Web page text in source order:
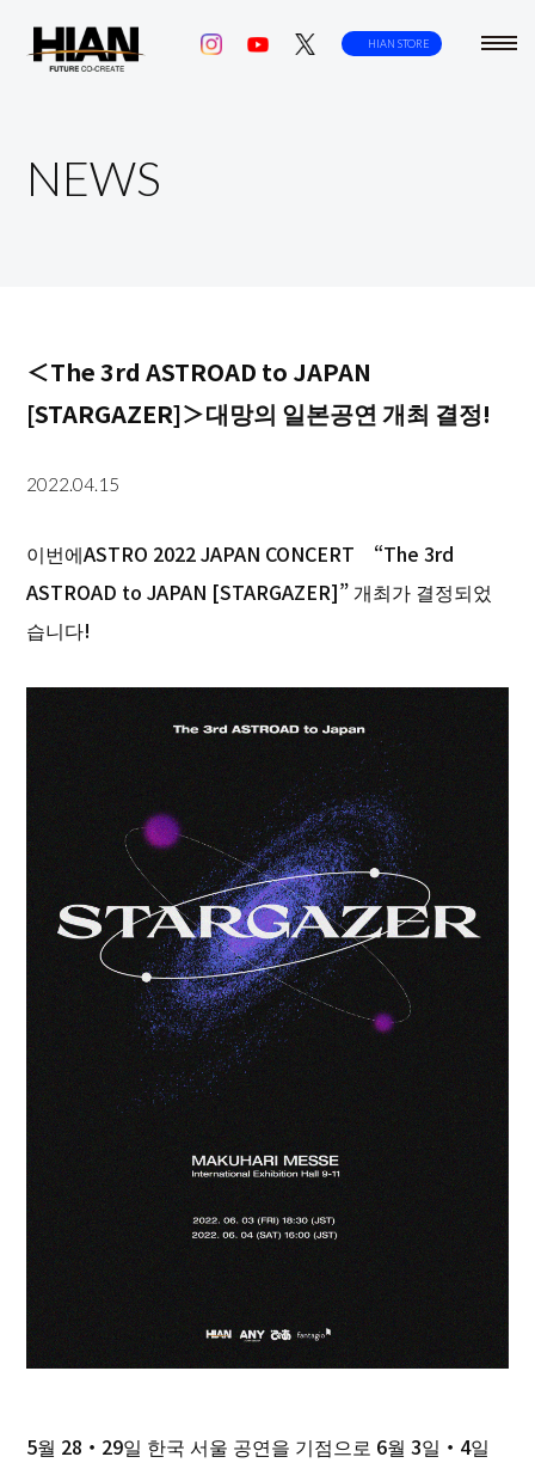
HIAN STORE
NEWS
＜The 3rd ASTROAD to JAPAN
[STARGAZER]＞대망의 일본공연 개최 결정!
2022.04.15
이번에ASTRO 2022 JAPAN CONCERT “The 3rd
ASTROAD to JAPAN [STARGAZER]” 개최가 결정되었
습니다!
5월 28・29일 한국 서울 공연을 기점으로 6월 3일・4일